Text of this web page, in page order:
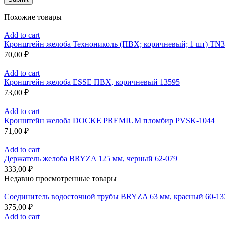
Похожие товары
Add to cart
Кронштейн желоба Технониколь (ПВХ; коричневый; 1 шт)
70,00 ₽
Add to cart
Кронштейн желоба ESSE ПВХ, коричневый 13595
73,00 ₽
Add to cart
Кронштейн желоба DOCKE PREMIUM пломбир PVSK-1044
71,00 ₽
Add to cart
Держатель желоба BRYZA 125 мм, черный 62-079
333,00 ₽
Недавно просмотренные товары
Соединитель водосточной трубы BRYZA 63 мм, краcный 60-
375,00 ₽
Add to cart